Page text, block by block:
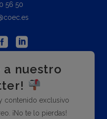
56 50
a nuestro
contenido exclusivo
¡No te lo pierdas!